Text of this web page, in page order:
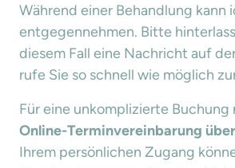
Während einer Behandlung kann
entgegennehmen. Bitte
diesem Fall eine Nachricht auf
rufe Sie so schnell wie möglich
Online-Terminvereinbarung
Ihrem persönlichen Zugang